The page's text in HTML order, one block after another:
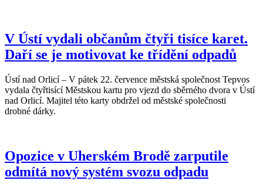
V Ústí vydali občanům čtyři tisíce karet.
Daří se je motivovat ke třídění odpadů
Ústí nad Orlicí – V pátek 22. července městská společnost Tepvos
vydala čtyřtisící Městskou kartu pro vjezd do sběrného dvora v Ústí
nad Orlicí. Majitel této karty obdržel od městské společnosti
drobné dárky.
Opozice v Uherském Brodě zarputile
odmítá nový systém svozu odpadu